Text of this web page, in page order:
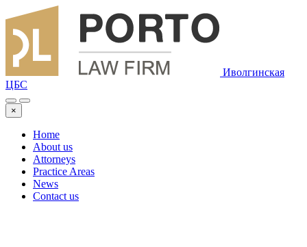
Иволгинская
ЦБС
×
Home
About us
Attorneys
Practice Areas
News
Contact us